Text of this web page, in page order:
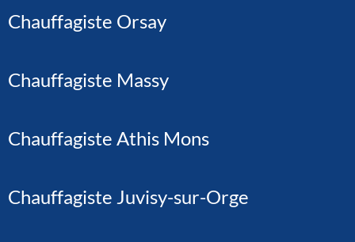
Chauffagiste Orsay
Chauffagiste Massy
Chauffagiste Athis Mons
Chauffagiste Juvisy-sur-Orge